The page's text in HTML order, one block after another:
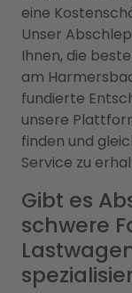
eine
Unser
Ihnen, die
am
fundierte
unsere
finden und
Service zu
Gibt es
schwere